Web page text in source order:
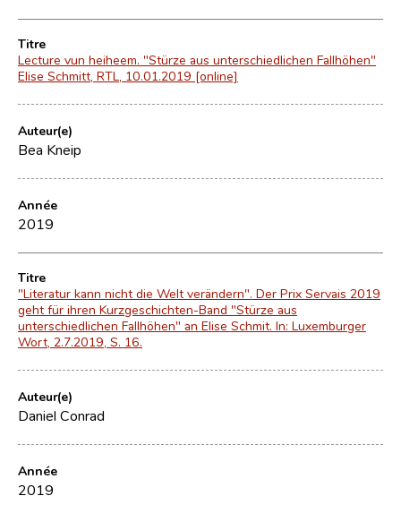
Titre
Lecture vun heiheem. "Stürze aus unterschiedlichen Fallhöhen"
Elise Schmitt, RTL, 10.01.2019 [online]
Auteur(e)
Bea Kneip
Année
2019
Titre
"Literatur kann nicht die Welt verändern". Der Prix Servais 2019
geht für ihren Kurzgeschichten-Band "Stürze aus
unterschiedlichen Fallhöhen" an Elise Schmit. In: Luxemburger
Wort, 2.7.2019, S. 16.
Auteur(e)
Daniel Conrad
Année
2019